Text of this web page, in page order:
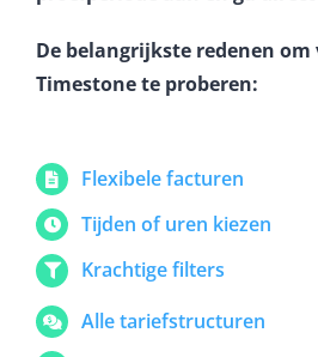
De belangrijkste redenen om
Timestone te proberen:
Flexibele facturen
Tijden of uren kiezen
Krachtige filters
Alle tariefstructuren